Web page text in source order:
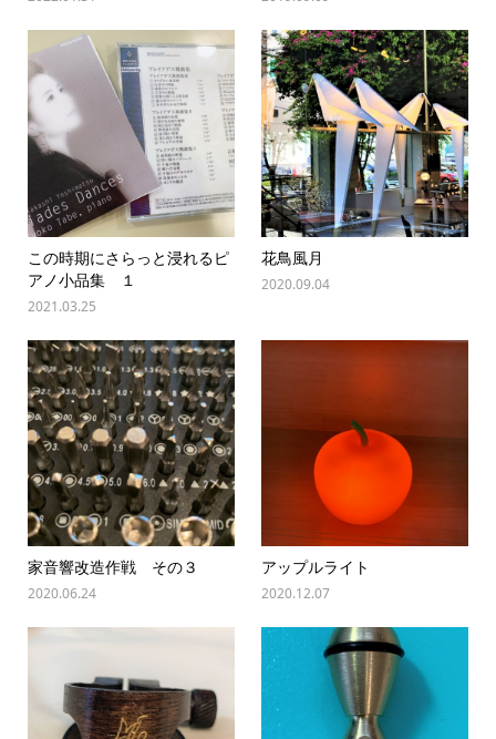
この時期にさらっと浸れるピ
アノ小品集 １
2021.03.25
花鳥風月
2020.09.04
家音響改造作戦 その３
2020.06.24
アップルライト
2020.12.07